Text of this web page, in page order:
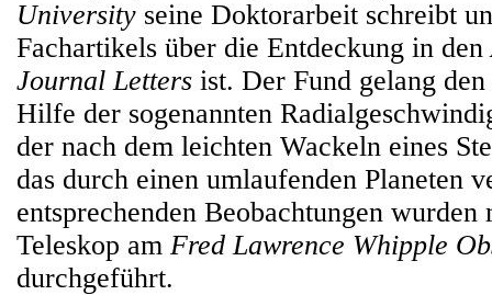
University seine Doktorarbeit schreibt
Fachartikels über die Entdeckung in den
Journal Letters ist. Der Fund gelang
Hilfe der sogenannten
der nach dem leichten Wackeln eines
das durch einen umlaufenden Planeten
entsprechenden Beobachtungen
Teleskop am Fred Lawrence Whipple
durchgeführt.